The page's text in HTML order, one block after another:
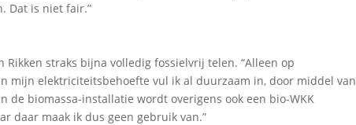
Dat is niet fair.”
straks bijna volledig fossielvrij telen. “Alleen op
mijn elektriciteitsbehoefte vul ik al duurzaam in, door middel van
de biomassa-installatie wordt overigens ook een bio-WKK
daar maak ik dus geen gebruik van.”